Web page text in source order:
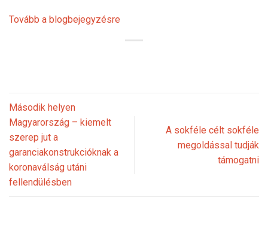
Tovább a blogbejegyzésre
Második helyen
Magyarország – kiemelt
szerep jut a
garanciakonstrukcióknak a
koronaválság utáni
fellendülésben
A sokféle célt sokféle
megoldással tudják
támogatni